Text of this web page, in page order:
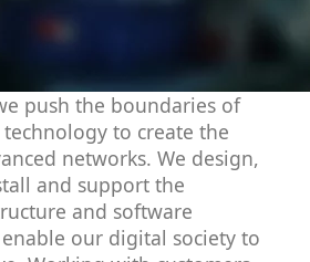
push the boundaries of
to create the
networks. We design,
and support the
and software
our digital society to